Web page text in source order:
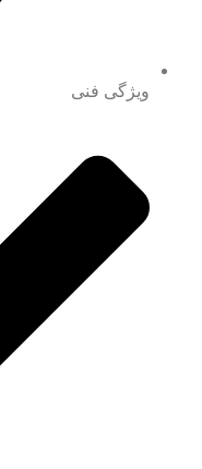
ویژگی فنی